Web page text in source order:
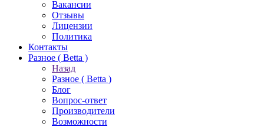
Вакансии
Отзывы
Лицензии
Политика
Контакты
Разное ( Betta )
Назад
Разное ( Betta )
Блог
Вопрос-ответ
Производители
Возможности